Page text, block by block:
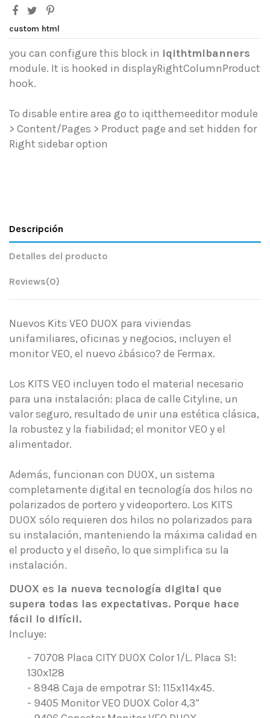
custom html
you can configure this block in iqithtmlbanners
module. It is hooked in displayRightColumnProduct
hook.
To disable entire area go to iqitthemeeditor module
> Content/Pages > Product page and set hidden for
Right sidebar option
Descripción
Detalles del producto
Reviews(0)
Nuevos Kits VEO DUOX para viviendas
unifamiliares, oficinas y negocios, incluyen el
monitor VEO, el nuevo ¿básico? de Fermax.
Los KITS VEO incluyen todo el material necesario
para una instalación: placa de calle Cityline, un
valor seguro, resultado de unir una estética clásica,
la robustez y la fiabilidad; el monitor VEO y el
alimentador.
Además, funcionan con DUOX, un sistema
completamente digital en tecnología dos hilos no
polarizados de portero y videoportero. Los KITS
DUOX sólo requieren dos hilos no polarizados para
su instalación, manteniendo la máxima calidad en
el producto y el diseño, lo que simplifica su la
instalación.
DUOX es la nueva tecnología digital que
supera todas las expectativas. Porque hace
fácil lo difícil.
Incluye:
- 70708 Placa CITY DUOX Color 1/L. Placa S1:
130x128
- 8948 Caja de empotrar S1: 115x114x45.
- 9405 Monitor VEO DUOX Color 4,3”